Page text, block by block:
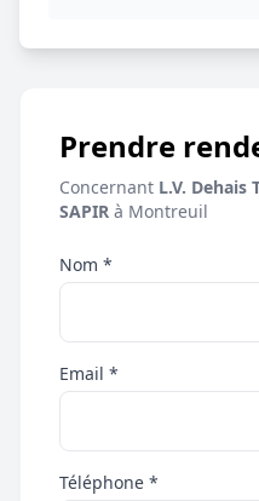
Prendre
Concernant L.V.
SAPIR à Montreuil
Nom *
Email *
Téléphone *